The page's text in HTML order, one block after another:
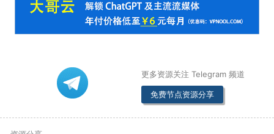
更多资源关注 Telegram 频道
免费节点资源分享